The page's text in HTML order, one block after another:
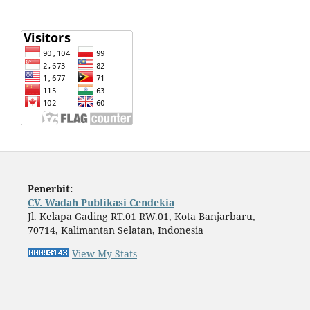
Penerbit:
CV. Wadah Publikasi Cendekia
Jl. Kelapa Gading RT.01 RW.01, Kota Banjarbaru,
70714, Kalimantan Selatan, Indonesia
View My Stats